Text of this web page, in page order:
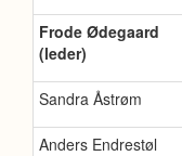
Frode Ødegaard
(leder)
Sandra Åstrøm
Anders Endrestøl